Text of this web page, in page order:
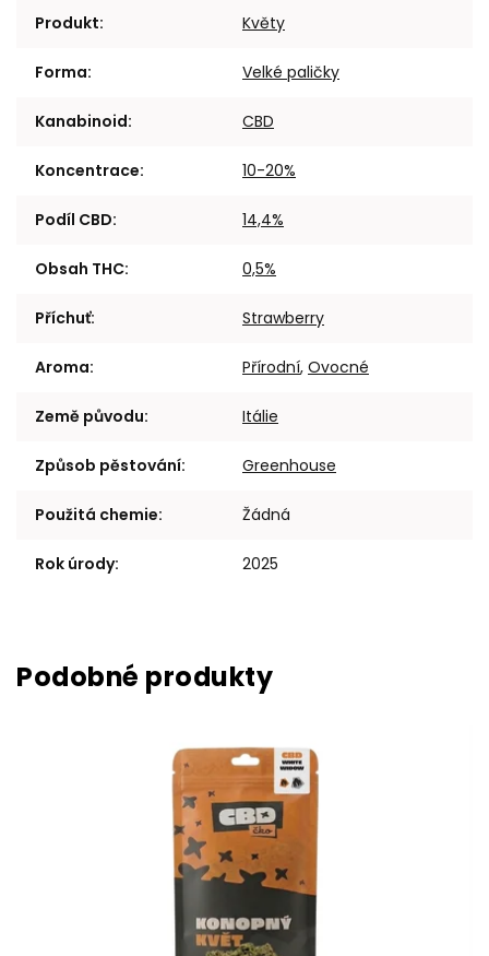
Produkt: Květy
Forma: Velké paličky
Kanabinoid: CBD
Koncentrace: 10-20%
Podíl CBD: 14,4%
Obsah THC: 0,5%
Příchuť: Strawberry
Aroma: Přírodní, Ovocné
Země původu: Itálie
Způsob pěstování: Greenhouse
Použitá chemie: Žádná
Rok úrody: 2025